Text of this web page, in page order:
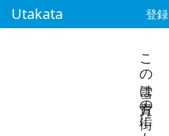
Utakata 登録